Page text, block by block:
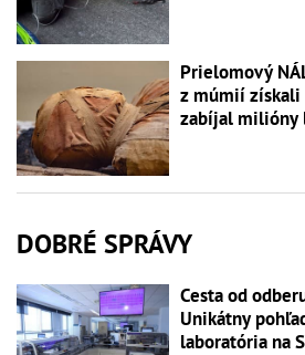
Prielomový
z múmií získali
zabíjal milióny
DOBRÉ SPRÁVY
Cesta od
Unikátny
laboratória na